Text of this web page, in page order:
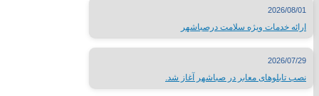
2026/08/01
ارائه خدمات ویژه سلامت درصباشهر
2026/07/29
نصب تابلوهای معابر در صباشهر آغاز شد.
تلفن تماس:65624446-021
پست الکترونیک: info@sabacity.ir